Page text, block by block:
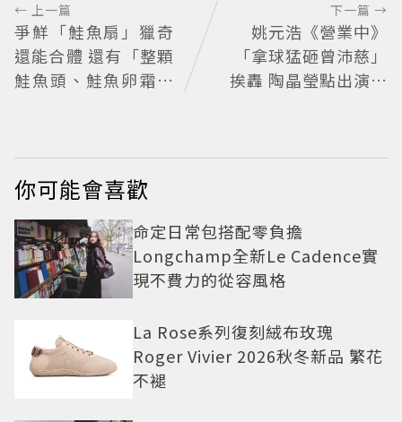
← 上一篇
爭鮮「鮭魚扇」獵奇
還能合體 還有「整顆
鮭魚頭、鮭魚卵霜淇
下一篇 →
姚元浩《營業中》
「拿球猛砸曾沛慈」
挨轟 陶晶瑩點出演藝
你可能會喜歡
命定日常包搭配零負擔
Longchamp全新Le Cadence實
現不費力的從容風格
La Rose系列復刻絨布玫瑰
Roger Vivier 2026秋冬新品 繁花
不褪